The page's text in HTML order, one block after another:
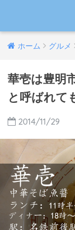
ホーム グルメ
華壱は豊明
と呼ばれて
2014/11/29